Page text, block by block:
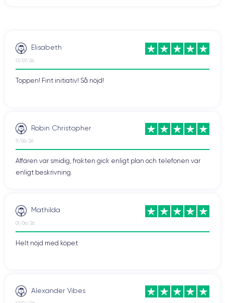
Elisabeth
13/07/26
Toppen! Fint initiativ! Så nöjd!
Robin Christopher
11/06/26
Affären var smidig, frakten gick enligt plan och telefonen var
enligt beskrivning.
Mathilda
01/06/26
Helt nöjd med köpet
Alexander Vibes